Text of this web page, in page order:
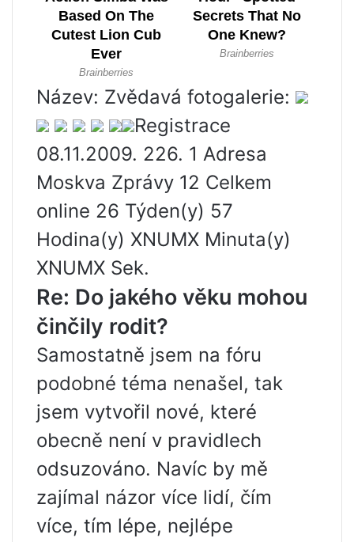
Název: Zvědavá fotogalerie:
Registrace
08.11.2009. 226. 1 Adresa
Moskva Zprávy 12 Celkem
online 26 Týden(y) 57
Hodina(y) XNUMX Minuta(y)
XNUMX Sek.
Re: Do jakého věku mohou
činčily rodit?
Samostatně jsem na fóru
podobné téma nenašel, tak
jsem vytvořil nové, které
obecně není v pravidlech
odsuzováno. Navíc by mě
zajímal názor více lidí, čím
více, tím lépe, nejlépe